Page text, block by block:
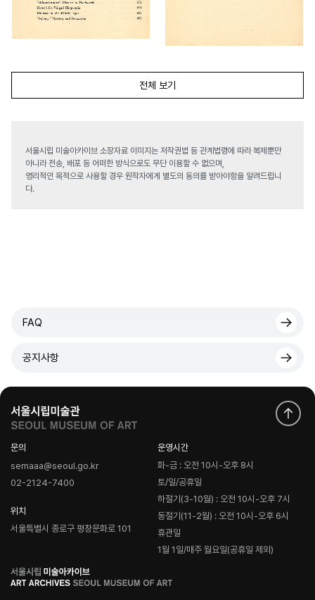
전체 보기
서울시립 미술아카이브 소장자료 이미지는 저작권법 등 관계법령에 따라 복제뿐만
아니라 전송, 배포 등 어떠한 방식으로도 무단 이용할 수 없으며,
영리적인 목적으로 사용할 경우 원작자에게 별도의 동의를 받아야함을 알려드립니
다.
FAQ
공지사항
문의
semaaa@seoul.go.kr
02-2124-7400
위치
서울특별시 종로구 평창문화로 101
운영시간
화-금 : 오전 10시-오후 8시
토/일/공휴일
하절기(3-10월) : 오전 10시-오후 7시
동절기(11-2월) : 오전 10시-오후 6시
휴관일
1월 1일/매주 월요일(공휴일 제외)
로
고